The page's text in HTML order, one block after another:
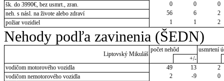
šk. do 3990€, bez usmrt., zran.
0 0
0
neh. s násl. na živote alebo zdraví
56 6
2
požiar vozidiel
1 1 2
Nehody podľa zavinenia (ŠEDN)
Liptovský Mikuláš
počet nehôd
usmrtení
+/-
vodičom motorového vozidla
49 13
2
vodičom nemotorového vozidla
2 -9
0